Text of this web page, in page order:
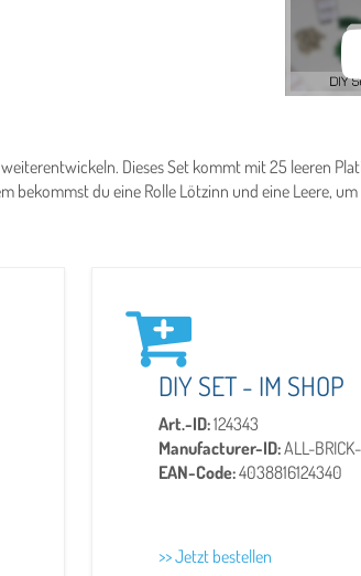
Dieses Set kommt mit 25 leeren
bekommst du eine Rolle Lötzinn und eine Leere,
DIY SET - IM SHOP
Art.-ID:124343
Manufacturer-ID:ALL-
EAN-Code:4038816124340
>> Jetzt bestellen